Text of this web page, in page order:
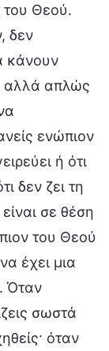
του Θεού.
δεν
κάνουν
αλλά απλώς
ενώπιον
ή ότι
δεν ζει τη
σε θέση
του Θεού
έχει μια
Όταν
σωστά
όταν